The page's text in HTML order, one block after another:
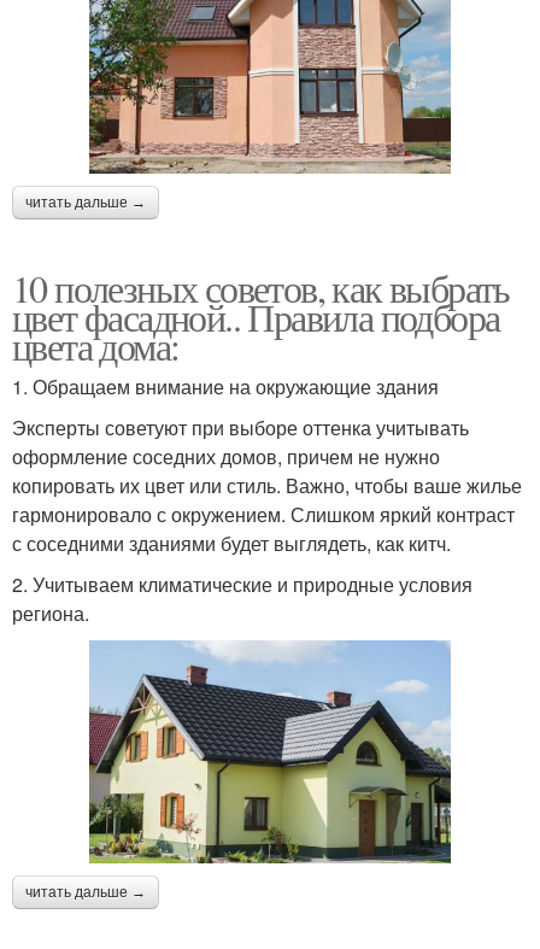
читать дальше →
10 полезных советов, как выбрать
цвет фасадной.. Правила подбора
цвета дома:
1. Обращаем внимание на окружающие здания
Эксперты советуют при выборе оттенка учитывать
оформление соседних домов, причем не нужно
копировать их цвет или стиль. Важно, чтобы ваше жилье
гармонировало с окружением. Слишком яркий контраст
с соседними зданиями будет выглядеть, как китч.
2. Учитываем климатические и природные условия
региона.
читать дальше →